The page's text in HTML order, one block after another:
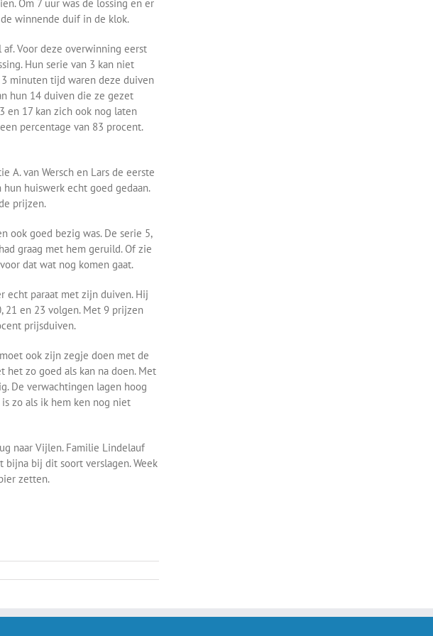
Om 7 uur was de lossing en er
winnende duif in de klok.
Voor deze overwinning eerst
Hun serie van 3 kan niet
minuten tijd waren deze duiven
hun 14 duiven die ze gezet
en 17 kan zich ook nog laten
percentage van 83 procent.
A. van Wersch en Lars de eerste
huiswerk echt goed gedaan.
prijzen.
ook goed bezig was. De serie 5,
graag met hem geruild. Of zie
dat wat nog komen gaat.
echt paraat met zijn duiven. Hij
21 en 23 volgen. Met 9 prijzen
prijsduiven.
ook zijn zegje doen met de
het zo goed als kan na doen. Met
De verwachtingen lagen hoog
zo als ik hem ken nog niet
naar Vijlen. Familie Lindelauf
bijna bij dit soort verslagen. Week
zetten.